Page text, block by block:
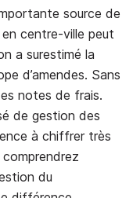
source de
centre-ville peut
a surestimé la
d’amendes. Sans
notes de frais.
de gestion des
à chiffrer très
du